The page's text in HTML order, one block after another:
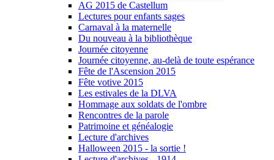
AG 2015 de Castellum
Lectures pour enfants sages
Carnaval à la maternelle
Du nouveau à la bibliothèque
Journée citoyenne
Journée citoyenne, au-delà de toute espérance
Fête de l'Ascension 2015
Fête votive 2015
Les estivales de la DLVA
Hommage aux soldats de l'ombre
Rencontres de la parole
Patrimoine et généalogie
Lecture d'archives
Halloween 2015 - la sortie !